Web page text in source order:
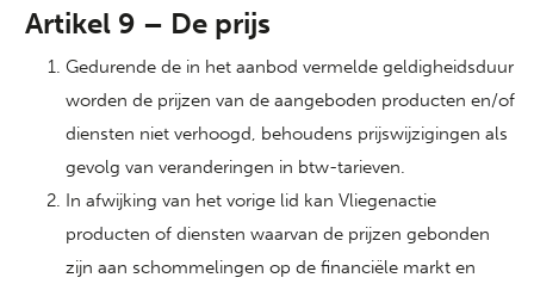
Artikel 9 – De prijs
Gedurende de in het aanbod vermelde geldigheidsduur
worden de prijzen van de aangeboden producten en/of
diensten niet verhoogd, behoudens prijswijzigingen als
gevolg van veranderingen in btw-tarieven.
In afwijking van het vorige lid kan Vliegenactie
producten of diensten waarvan de prijzen gebonden
zijn aan schommelingen op de financiële markt en